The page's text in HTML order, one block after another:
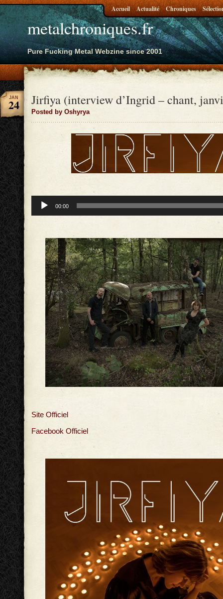
metalchroniques.fr
Pure Fucking Metal Webzine since 2001
Accueil Actualité Chroniques
Jirfiya (interview d’Ingrid – chant,
Posted by Oshyrya
JAN
24
audio
00:00
Site Officiel
Facebook Officiel